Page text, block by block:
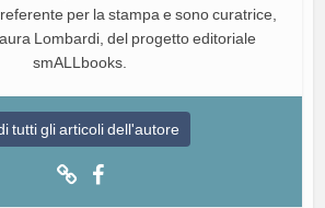
per la stampa e sono curatrice,
Lombardi, del progetto editoriale
smALLbooks.
tutti gli articoli dell'autore